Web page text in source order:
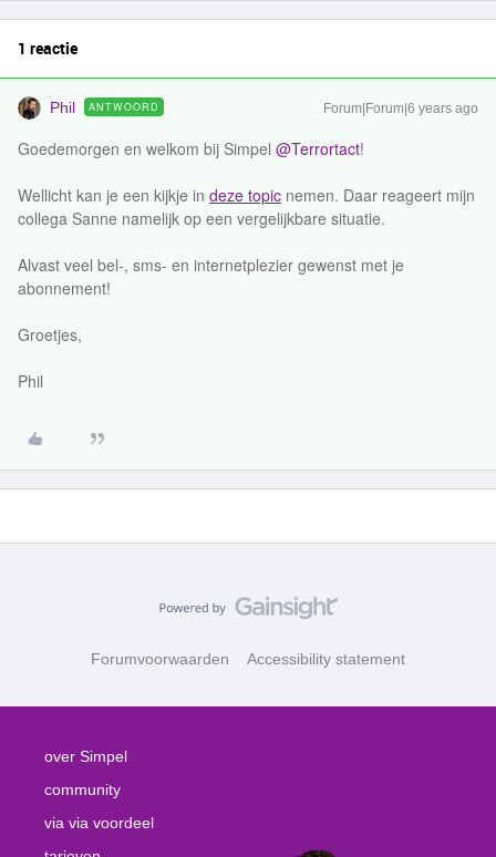
1 reactie
Phil ANTWOORD Forum|Forum|6 years ago
Goedemorgen en welkom bij Simpel @Terrortact!
Wellicht kan je een kijkje in deze topic nemen. Daar reageert mijn
collega Sanne namelijk op een vergelijkbare situatie.
Alvast veel bel-, sms- en internetplezier gewenst met je
abonnement!
Groetjes,
Phil
Forumvoorwaarden Accessibility statement
over Simpel
community
via via voordeel